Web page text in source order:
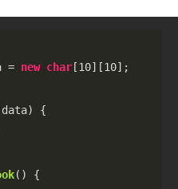
= new char [10][10];
{
()
{